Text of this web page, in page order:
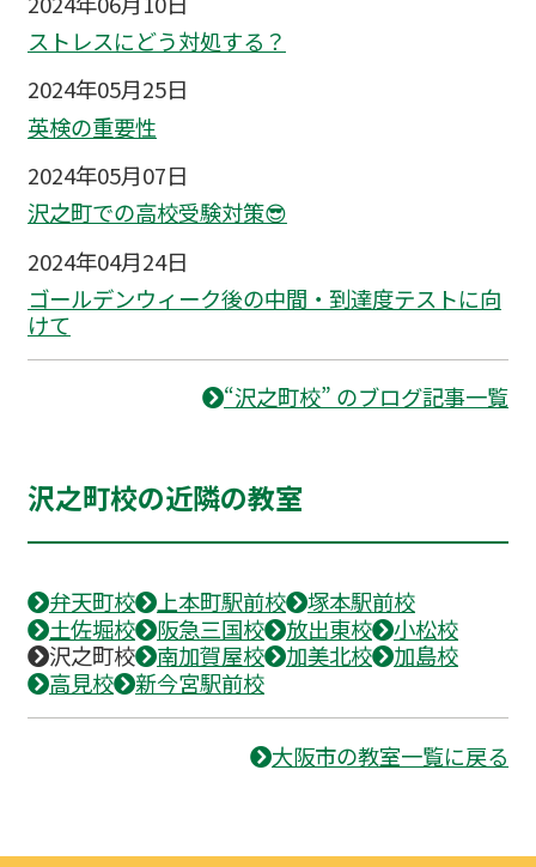
ストレスにどう対処する？
2024年05月25日
英検の重要性
2024年05月07日
沢之町での高校受験対策😎
2024年04月24日
ゴールデンウィーク後の中間・到達度テストに向
けて
“沢之町校” のブログ記事一覧
沢之町校の近隣の教室
弁天町校 上本町駅前校
塚本駅前校
土佐堀校
阪急三国校 放出東校
小松校
沢之町校
南加賀屋校 加美北校
加島校
高見校
新今宮駅前校
大阪市の教室一覧に戻る